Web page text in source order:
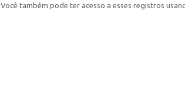
Você também pode ter acesso a esses registros